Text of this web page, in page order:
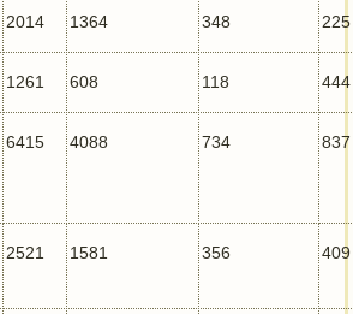
2014 1364 348 225
1261 608 118 444
6415 4088 734 837
2521 1581 356 409